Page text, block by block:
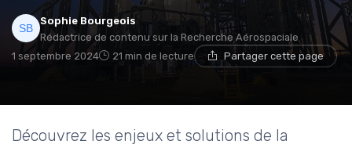
Sophie Bourgeois
Rédactrice de contenu sur la Recherche Aérospaciale
1 septembre 2024
21 min de lecture Partager cette page
Découvrez les enjeux et solutions de la